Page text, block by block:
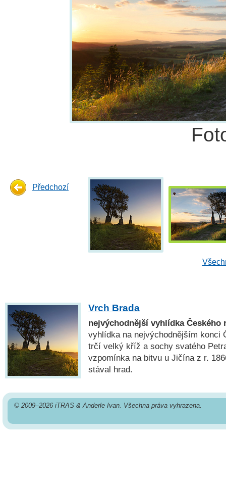
Předchozí
Vrch Brada
nejvýchodnější vyhlídka Českého
vyhlídka na nejvýchodnějším konci
trčí velký kříž a sochy svatého
vzpomínka na bitvu u Jičína z r.
stával hrad.
© 2009–2026 iTRAS & Anderle Ivan. Všechna práva vyhrazena.